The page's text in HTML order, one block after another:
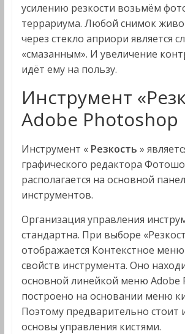
усилению резкости возьмём
террариума. Любой снимок
через стекло априори является
«смазанным». И увеличение
идёт ему на пользу.
Инструмент
Adobe Photoshop
Инструмент « Резкость »
графического редактора
располагается на основной
инструментов.
Организация управления
стандартна. При выборе
отображается Контекстное
свойств инструмента. Оно
основной линейкой меню Adobe
построено на основании меню
Поэтому предварительно стоит
основы управления кистями.